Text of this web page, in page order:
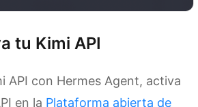
tu Kimi API
API con Hermes Agent, activa
en la Plataforma abierta de